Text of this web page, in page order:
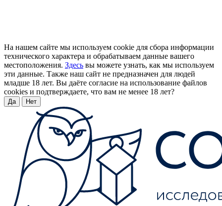
На нашем сайте мы используем cookie для сбора информации
технического характера и обрабатываем данные вашего
местоположения. Здесь вы можете узнать, как мы используем
эти данные. Также наш сайт не предназначен для людей
младше 18 лет. Вы даёте согласие на использование файлов
cookies и подтверждаете, что вам не менее 18 лет?
Да Нет